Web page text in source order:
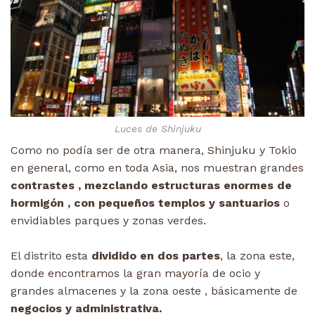
Luces de Shinjuku
Como no podía ser de otra manera, Shinjuku y Tokio
en general, como en toda Asia, nos muestran grandes
contrastes , mezclando estructuras enormes de
hormigón , con pequeños templos y santuarios o
envidiables parques y zonas verdes.
El distrito esta dividido en dos partes, la zona este,
donde encontramos la gran mayoría de ocio y
grandes almacenes y la zona oeste , básicamente de
negocios y administrativa.